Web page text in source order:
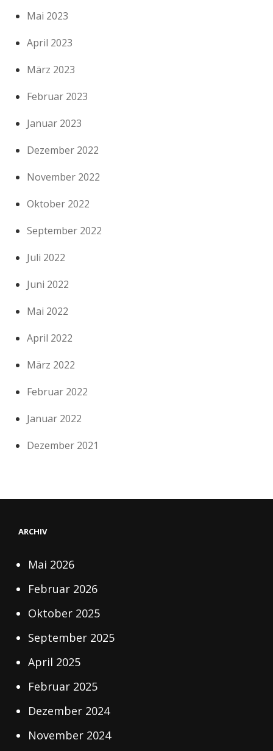
Mai 2023
April 2023
März 2023
Februar 2023
Januar 2023
Dezember 2022
November 2022
Oktober 2022
September 2022
Juli 2022
Juni 2022
Mai 2022
April 2022
März 2022
Februar 2022
Januar 2022
Dezember 2021
ARCHIV
Mai 2026
Februar 2026
Oktober 2025
September 2025
April 2025
Februar 2025
Dezember 2024
November 2024